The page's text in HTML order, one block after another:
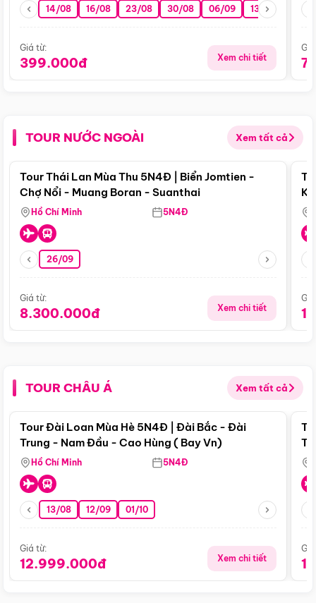
14/08 16/08 23/08 30/08 06/09 13/09 20/09
Giá từ:
399.000đ Xem chi tiết
TOUR NƯỚC NGOÀI Xem tất cả
Điểm nổi bật
Tour Thái Lan Mùa Thu 5N4Đ | Biển Jomtien -
Chợ Nổi - Muang Boran - Suanthai
Hồ Chí Minh 5N4Đ
26/09
Giá từ:
8.300.000đ Xem chi tiết
TOUR CHÂU Á Xem tất cả
Điểm nổi bật
Tour Đài Loan Mùa Hè 5N4Đ | Đài Bắc - Đài
Trung - Nam Đầu - Cao Hùng ( Bay Vn)
Hồ Chí Minh 5N4Đ
13/08 12/09 01/10
Giá từ:
12.999.000đ Xem chi tiết